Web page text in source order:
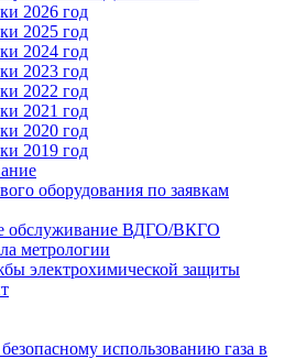
2026 год
2025 год
2024 год
2023 год
2022 год
2021 год
2020 год
2019 год
оборудования по заявкам
обслуживание ВДГО/ВКГО
метрологии
электрохимической защиты
использованию газа в